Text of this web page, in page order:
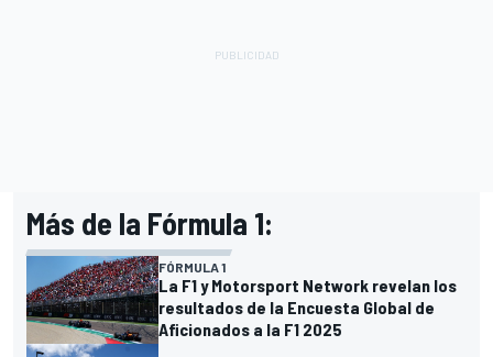
Más de la Fórmula 1:
FÓRMULA 1
La F1 y Motorsport Network revelan los
resultados de la Encuesta Global de
Aficionados a la F1 2025